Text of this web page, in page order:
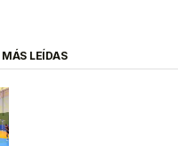
LEÍDAS